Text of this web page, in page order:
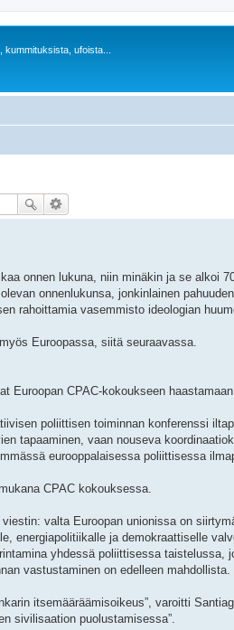
ufoista...
onnen lukuna, niin minäkin ja se alkoi
onnenlukunsa, jonkinlainen
rahoittamia vasemmisto ideologian
Euroopassa, siitä seuraavassa.
Euroopan CPAC-kokoukseen
poliittisen toiminnan konferenssi
tapaaminen, vaan nouseva
eurooppalaisessa poliittisessa
CPAC kokouksessa.
valta Euroopan unionissa on
energiapolitiikalle ja demokraattiselle
yhdessä poliittisessa taistelussa,
vastustaminen on edelleen mahdollista.
itsemääräämisoikeus”, varoitti
sivilisaation puolustamisessa”.